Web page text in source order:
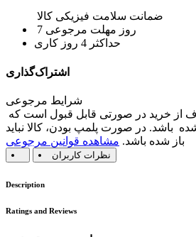
ضمانت سلامت فیزیکی کالا
7 روز مهلت مرجوعی
حداکثر 4 روز کاری
اشتراک‌گذاری
شرایط مرجوعی
باشد. در صورت پلمپ بودن، کالا نباید
باز شده باشد. مشاهده قوانین مرجوعی
نظرات کاربران
Description
Ratings and Reviews